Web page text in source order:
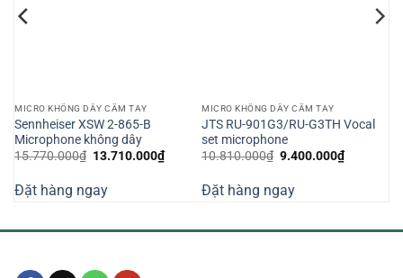
MICRO KHÔNG DÂY CẦM TAY
Sennheiser XSW 2-865-B
Microphone không dây
15.770.000₫ Giá
15.770.000₫.
13.710.000₫Giá
hiện
13.710.000₫.
Đặt hàng ngay
MICRO KHÔNG DÂY CẦM TAY
JTS RU-901G3/RU-G3TH Vocal
set microphone
10.810.000₫ Giá
10.810.000₫.
9.400.000₫Giá
hiện
Đặt hàng ngay